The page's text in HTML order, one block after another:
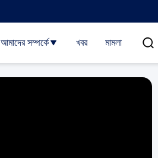
আমাদের সম্পর্কে খবর মামলা